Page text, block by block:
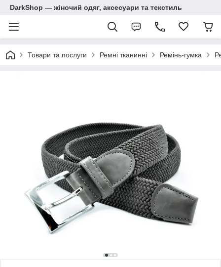
DarkShop — жіночий одяг, аксесуари та текстиль
Товари та послуги Ремні тканинні Ремінь-гумка